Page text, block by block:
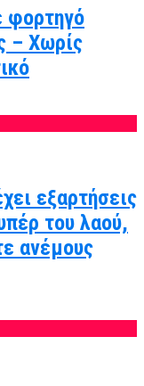
φορτηγό
– Χωρίς
εξαρτήσεις
του λαού,
ανέμους